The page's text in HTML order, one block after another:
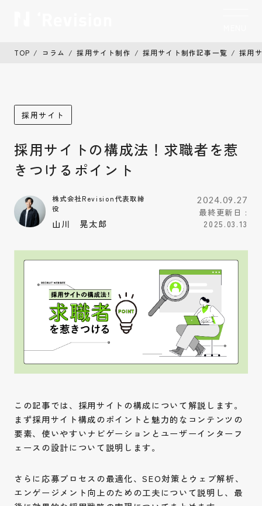
トップ TOP
制作実績
サービス Service
コラム Column
お知らせ News
TOP コラム 採用サイト制作 採用サイト制作記事一覧 採用
採用サイト
採用サイトの構成法！求職者を惹
きつけるポイント
株式会社Revision代表取締
役
山川 晃太郎
2024.09.27
最終更新日 :
2025.03.13
この記事では、採用サイトの構成について解説します。
まず採用サイト構成のポイントと魅力的なコンテンツの
要素、使いやすいナビゲーションとユーザーインターフ
ェースの設計について説明します。
さらに応募プロセスの最適化、SEO対策とウェブ解析、
エンゲージメント向上のための工夫について説明し、最